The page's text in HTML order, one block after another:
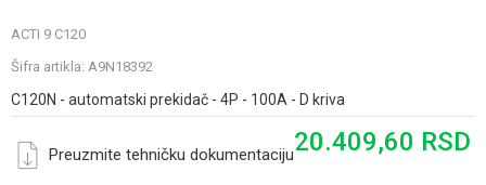
ACTI 9 C120
Šifra artikla: A9N18392
C120N - automatski prekidač - 4P - 100A - D kriva
Preuzmite tehničku dokumentaciju20.409,60 RSD